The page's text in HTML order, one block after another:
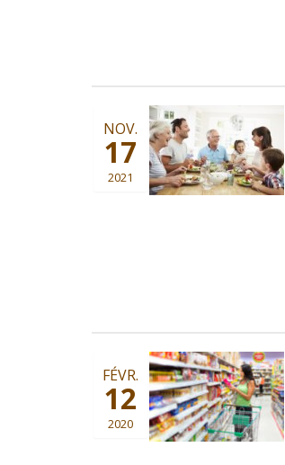
NOV.
17
2021
FÉVR.
12
2020
QUI SOMMES-NOUS